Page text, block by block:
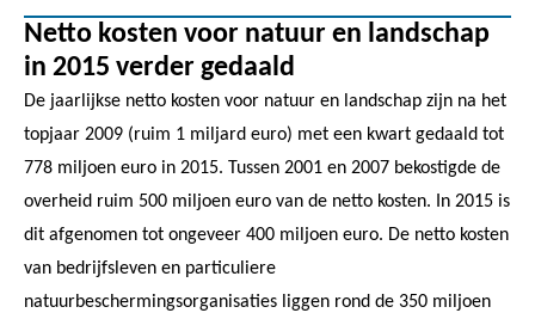
Netto kosten voor natuur en landschap
in 2015 verder gedaald
De jaarlijkse netto kosten voor natuur en landschap zijn na het
topjaar 2009 (ruim 1 miljard euro) met een kwart gedaald tot
778 miljoen euro in 2015. Tussen 2001 en 2007 bekostigde de
overheid ruim 500 miljoen euro van de netto kosten. In 2015 is
dit afgenomen tot ongeveer 400 miljoen euro. De netto kosten
van bedrijfsleven en particuliere
natuurbeschermingsorganisaties liggen rond de 350 miljoen